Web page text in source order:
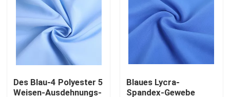
Gesponnenes Nylongewebe
Polyester Knitgewebe
Nylonknit-Gewebe
Des Blau-4 Polyester 5
Weisen-Ausdehnungs-
Blaues Lycra-
Spandex-Gewebe